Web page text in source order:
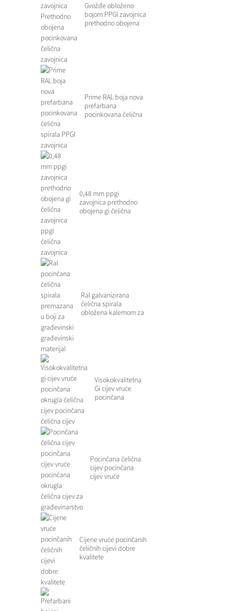
Gvožđe obloženo
bojom PPGI zavojnica
prethodno obojena
Prime RAL boja nova
prefarbana
pocinkovana čelična
0,48 mm ppgi
zavojnica prethodno
obojena gi čelična
Ral galvanizirana
čelična spirala
obložena kalemom za
Visokokvalitetna
Gi cijev vruće
pocinčana
Pocinčana čelična
cijev pocinčana
cijev vruće
Cijene vruće pocinčanih
čeličnih cijevi dobre
kvalitete